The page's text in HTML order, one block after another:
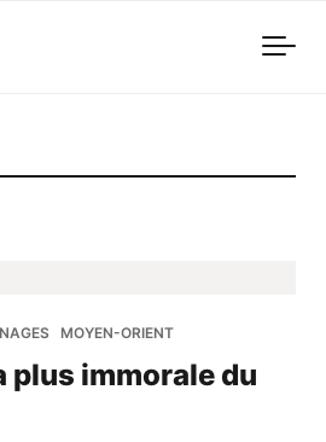
MOYEN-ORIENT
plus immorale du